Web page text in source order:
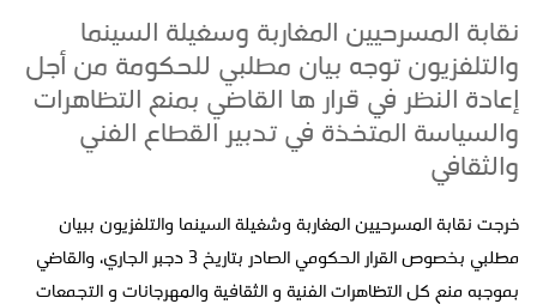
نقابة المسرحيين المغاربة وسغيلة السينما
والتلفزيون توجه بيان مطلبي للحكومة من أجل
إعادة النظر في قرار ها القاضي بمنع التظاهرات
والسياسة المتخذة في تدبير القطاع الفني
والثقافي
خرجت نقابة المسرحيين المغاربة وشغيلة السينما والتلفزيون ببيان
مطلبي بخصوص القرار الحكومي الصادر بتاريخ 3 دجبر الجاري، والقاضي
بموجبه منع كل التظاهرات الفنية و الثقافية والمهرجانات و التجمعات